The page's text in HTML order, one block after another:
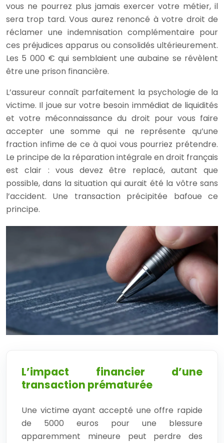
vous ne pourrez plus jamais exercer votre métier, il
sera trop tard. Vous aurez renoncé à votre droit de
réclamer une indemnisation complémentaire pour
ces préjudices apparus ou consolidés ultérieurement.
Les 5 000 € qui semblaient une aubaine se révèlent
être une prison financière.
L’assureur connaît parfaitement la psychologie de la
victime. Il joue sur votre besoin immédiat de liquidités
et votre méconnaissance du droit pour vous faire
accepter une somme qui ne représente qu’une
fraction infime de ce à quoi vous pourriez prétendre.
Le principe de la réparation intégrale en droit français
est clair : vous devez être replacé, autant que
possible, dans la situation qui aurait été la vôtre sans
l’accident. Une transaction précipitée bafoue ce
principe.
L’impact financier d’une
transaction prématurée
Une victime ayant accepté une offre rapide
de 5000 euros pour une blessure
apparemment mineure peut perdre des